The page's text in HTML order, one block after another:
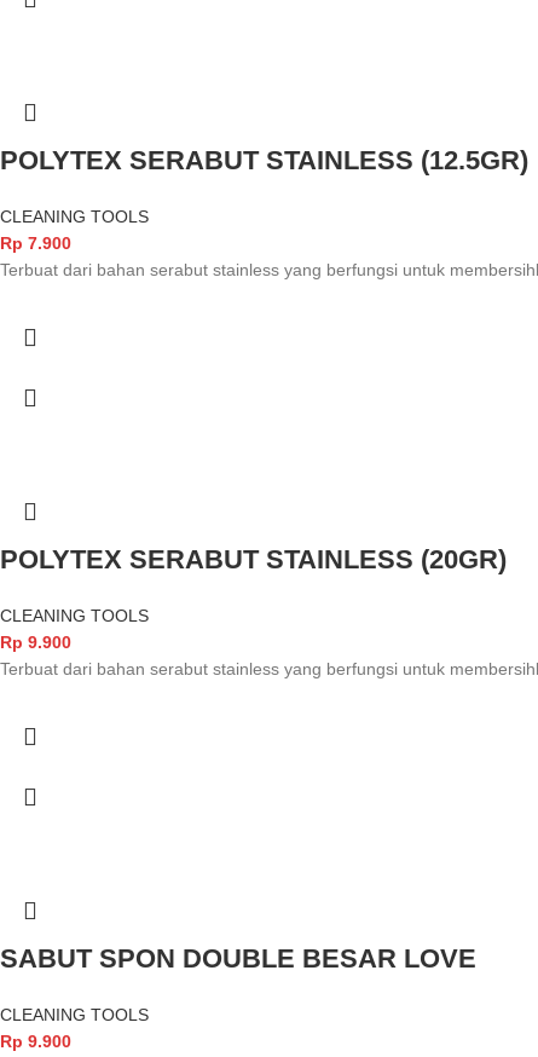
POLYTEX SERABUT STAINLESS (12.5GR)
CLEANING TOOLS
Rp 7.900
Terbuat dari bahan serabut stainless yang berfungsi untuk
POLYTEX SERABUT STAINLESS (20GR)
CLEANING TOOLS
Rp 9.900
Terbuat dari bahan serabut stainless yang berfungsi untuk
SABUT SPON DOUBLE BESAR LOVE
CLEANING TOOLS
Rp 9.900